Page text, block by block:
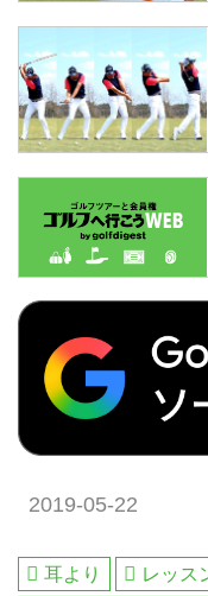
2019-05-22
耳より レッス